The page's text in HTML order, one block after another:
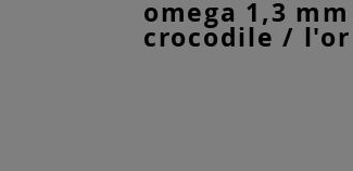
omega 1,3
crocodile / l'or